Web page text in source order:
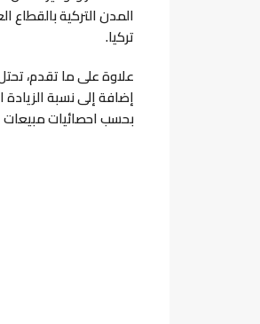
المدن التركية
تركيا.
بحسب احصائيات مبيعات